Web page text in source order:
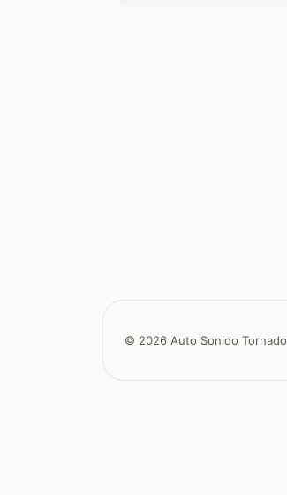
© 2026 Auto Sonido Tornado